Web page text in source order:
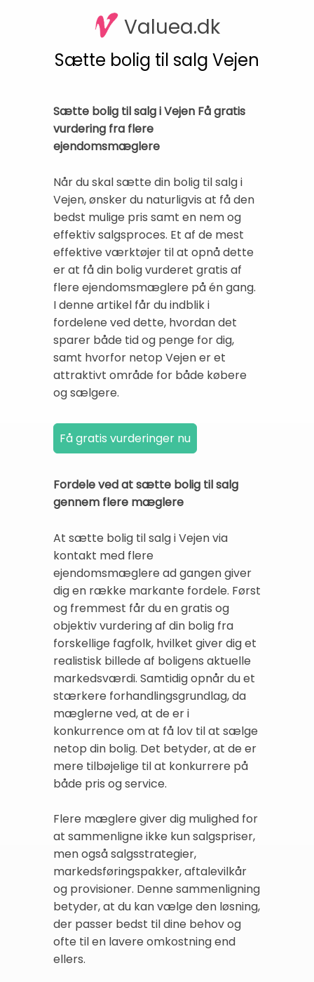
Valuea.dk
Sætte bolig til salg Vejen
Sætte bolig til salg i Vejen Få gratis
vurdering fra flere
ejendomsmæglere
Når du skal sætte din bolig til salg i
Vejen, ønsker du naturligvis at få den
bedst mulige pris samt en nem og
effektiv salgsproces. Et af de mest
effektive værktøjer til at opnå dette
er at få din bolig vurderet gratis af
flere ejendomsmæglere på én gang.
I denne artikel får du indblik i
fordelene ved dette, hvordan det
sparer både tid og penge for dig,
samt hvorfor netop Vejen er et
attraktivt område for både købere
og sælgere.
Fordele ved at sætte bolig til salg
gennem flere mæglere
At sætte bolig til salg i Vejen via
kontakt med flere
ejendomsmæglere ad gangen giver
dig en række markante fordele. Først
og fremmest får du en gratis og
objektiv vurdering af din bolig fra
forskellige fagfolk, hvilket giver dig et
realistisk billede af boligens aktuelle
markedsværdi. Samtidig opnår du et
stærkere forhandlingsgrundlag, da
mæglerne ved, at de er i
konkurrence om at få lov til at sælge
netop din bolig. Det betyder, at de er
mere tilbøjelige til at konkurrere på
både pris og service.
Flere mæglere giver dig mulighed for
at sammenligne ikke kun salgspriser,
men også salgsstrategier,
markedsføringspakker, aftalevilkår
og provisioner. Denne sammenligning
betyder, at du kan vælge den løsning,
der passer bedst til dine behov og
ofte til en lavere omkostning end
ellers.